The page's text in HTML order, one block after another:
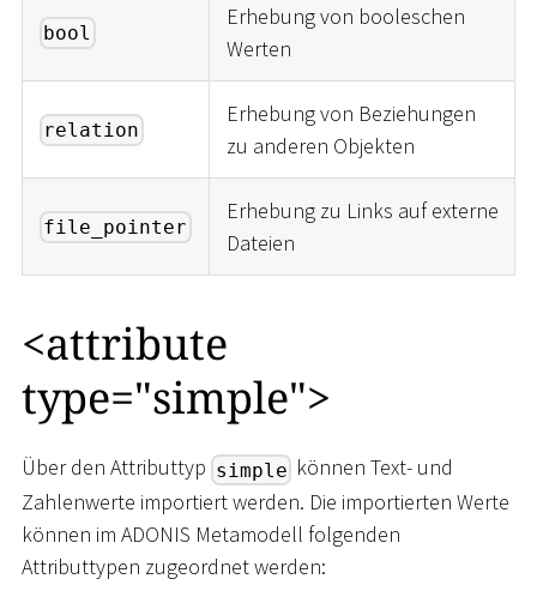
bool
Erhebung von booleschen
Werten
relation
Erhebung von Beziehungen
zu anderen Objekten
file_pointer
Erhebung zu Links auf externe
Dateien
<attribute
type="simple">
Über den Attributtyp simple können Text- und
Zahlenwerte importiert werden. Die importierten Werte
können im ADONIS Metamodell folgenden
Attributtypen zugeordnet werden: